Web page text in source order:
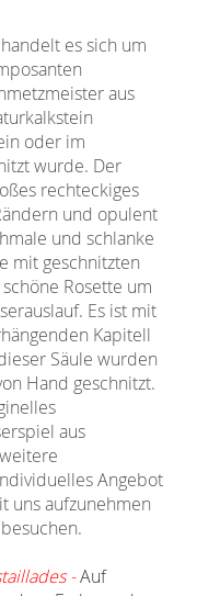
es sich um
aus
oder im
wurde. Der
rechteckiges
und opulent
und schlanke
mit geschnitzten
Rosette um
Es ist mit
Kapitell
Säule wurden
Hand geschnitzt.
aus
Angebot
uns aufzunehmen
-Auf